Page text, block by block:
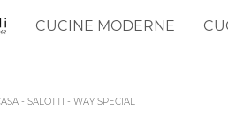
CUCINE MODERNE
- SALOTTI - WAY SPECIAL